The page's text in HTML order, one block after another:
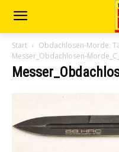
Start
Obdachlosen-Morde:
Messer_Obdachlosen-